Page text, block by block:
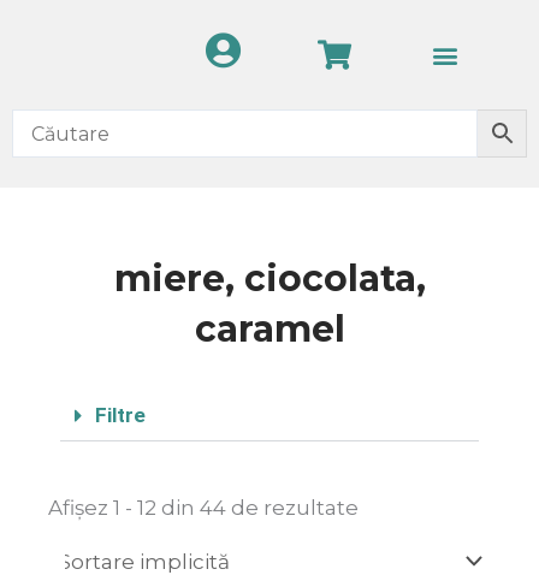
Cart
miere, ciocolata,
caramel
Filtre
Afișez 1 - 12 din 44 de rezultate